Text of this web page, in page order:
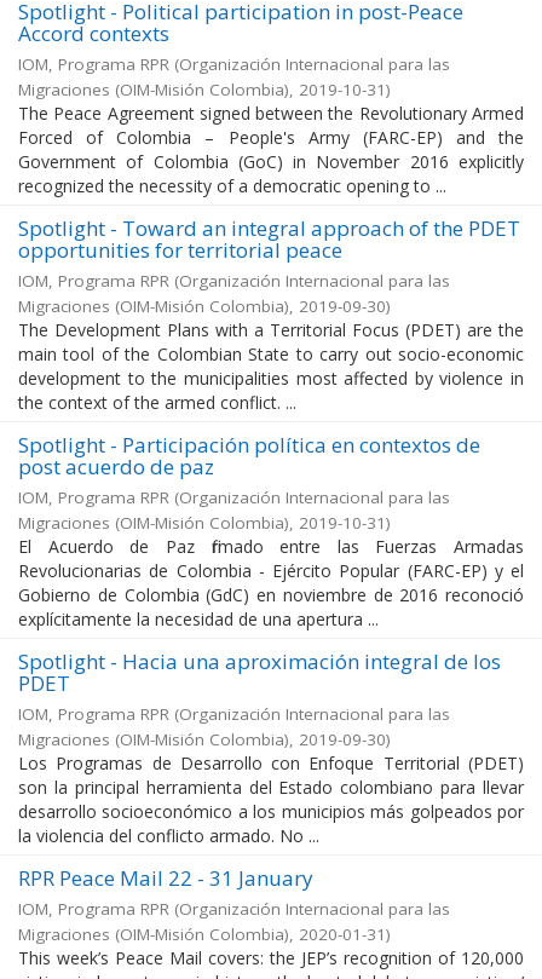
Spotlight - Political participation in post-Peace
Accord contexts
IOM, Programa RPR (Organización Internacional para las
Migraciones (OIM-Misión Colombia), 2019-10-31)
The Peace Agreement signed between the Revolutionary Armed
Forced of Colombia – People's Army (FARC-EP) and the
Government of Colombia (GoC) in November 2016 explicitly
recognized the necessity of a democratic opening to ...
Spotlight - Toward an integral approach of the PDET
opportunities for territorial peace
IOM, Programa RPR (Organización Internacional para las
Migraciones (OIM-Misión Colombia), 2019-09-30)
The Development Plans with a Territorial Focus (PDET) are the
main tool of the Colombian State to carry out socio-economic
development to the municipalities most affected by violence in
the context of the armed conflict. ...
Spotlight - Participación política en contextos de
post acuerdo de paz
IOM, Programa RPR (Organización Internacional para las
Migraciones (OIM-Misión Colombia), 2019-10-31)
El Acuerdo de Paz firmado entre las Fuerzas Armadas
Revolucionarias de Colombia - Ejército Popular (FARC-EP) y el
Gobierno de Colombia (GdC) en noviembre de 2016 reconoció
explícitamente la necesidad de una apertura ...
Spotlight - Hacia una aproximación integral de los
PDET
IOM, Programa RPR (Organización Internacional para las
Migraciones (OIM-Misión Colombia), 2019-09-30)
Los Programas de Desarrollo con Enfoque Territorial (PDET)
son la principal herramienta del Estado colombiano para llevar
desarrollo socioeconómico a los municipios más golpeados por
la violencia del conflicto armado. No ...
RPR Peace Mail 22 - 31 January
IOM, Programa RPR (Organización Internacional para las
Migraciones (OIM-Misión Colombia), 2020-01-31)
This week’s Peace Mail covers: the JEP’s recognition of 120,000